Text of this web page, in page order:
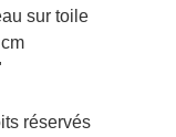
sur toile
réservés